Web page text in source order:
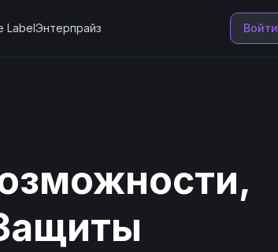
LabelЭнтерпрайз Войти